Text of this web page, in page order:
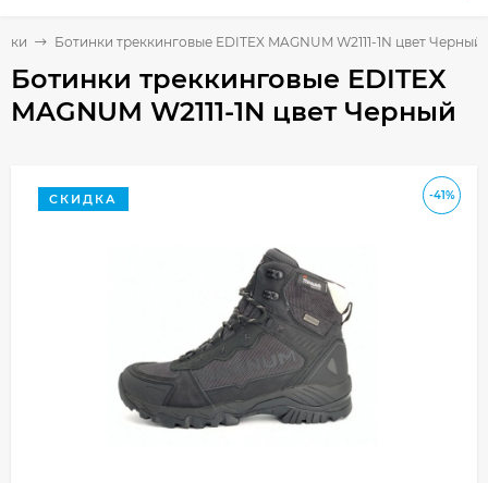
Ботинки треккинговые EDITEX MAGNUM W2111-1N цвет Черный
Ботинки треккинговые EDITEX
MAGNUM W2111-1N цвет Черный
-41%
СКИДКА